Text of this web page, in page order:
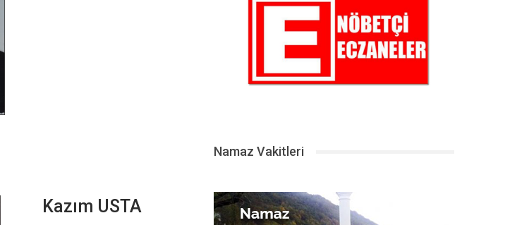
Kazım USTA
Namaz Vakitleri